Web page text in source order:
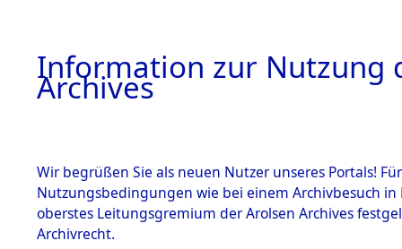
Information zur Nutzung
Archives
Wir begrüßen Sie als neuen Nutzer unseres Portals!
Nutzungsbedingungen wie bei einem Archivbesuch
oberstes Leitungsgremium der Arolsen Archives
Archivrecht.